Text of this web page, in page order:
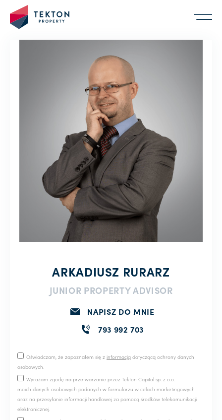
ARKADIUSZ RURARZ
JUNIOR PROPERTY ADVISOR
NAPISZ DO MNIE
793 992 703
Oświadczam, że zapoznałem się z informacją dotyczącą ochrony danych
osobowych.
Wyrażam zgodę na przetwarzanie przez Tekton Capital sp. z o.o.
moich danych osobowych podanych w formularzu w celach marketingowych
oraz na przesyłanie informacji handlowej za pomocą środków telekomunikacji
elektronicznej.